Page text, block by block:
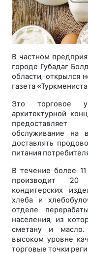
В частном
городе Губадаг
области, открылся
газета
Это торговое
архитектурной
предоставляет
обслуживание на
доставлять
питания
В течение более
производит 20
кондитерских
хлеба и
отделе
населения, из
сметану и масло.
высоком уровне
торговые точки